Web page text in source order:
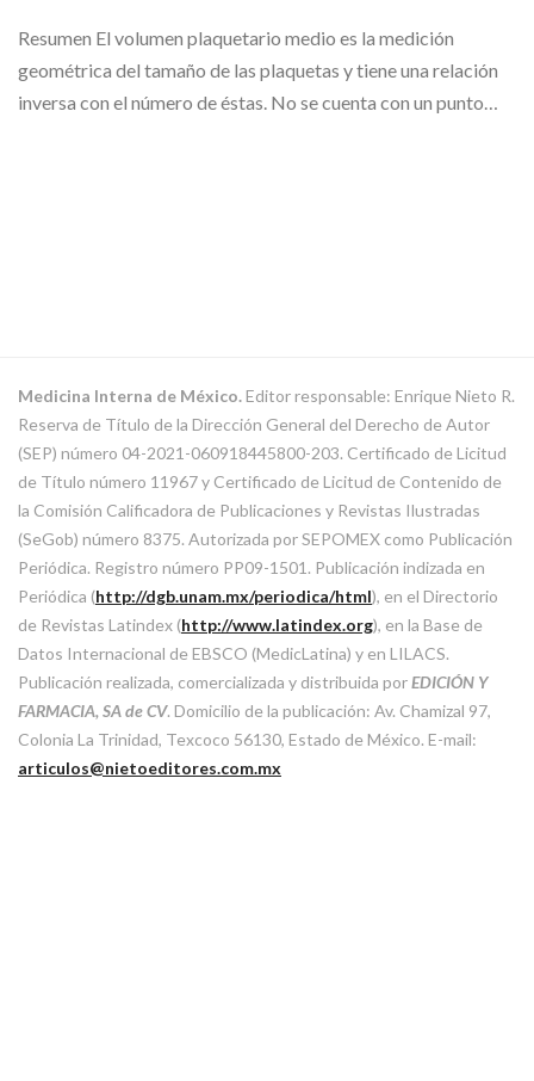
Resumen El volumen plaquetario medio es la medición
geométrica del tamaño de las plaquetas y tiene una relación
inversa con el número de éstas. No se cuenta con un punto…
Medicina Interna de México.Editor responsable: Enrique Nieto R.
Reserva de Título de la Dirección General del Derecho de Autor
(SEP) número 04-2021-060918445800-203. Certificado de Licitud
de Título número 11967 y Certificado de Licitud de Contenido de
la Comisión Calificadora de Publicaciones y Revistas Ilustradas
(SeGob) número 8375. Autorizada por SEPOMEX como Publicación
Periódica. Registro número PP09-1501. Publicación indizada en
Periódica (http://dgb.unam.mx/periodica/html), en el Directorio
de Revistas Latindex (http://www.latindex.org), en la Base de
Datos Internacional de EBSCO (MedicLatina) y en LILACS.
Publicación realizada, comercializada y distribuida porEDICIÓN Y
FARMACIA, SA de CV. Domicilio de la publicación: Av. Chamizal 97,
Colonia La Trinidad, Texcoco 56130, Estado de México. E-mail:
articulos@nietoeditores.com.mx